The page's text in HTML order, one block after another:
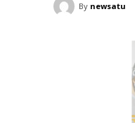
By newsatu